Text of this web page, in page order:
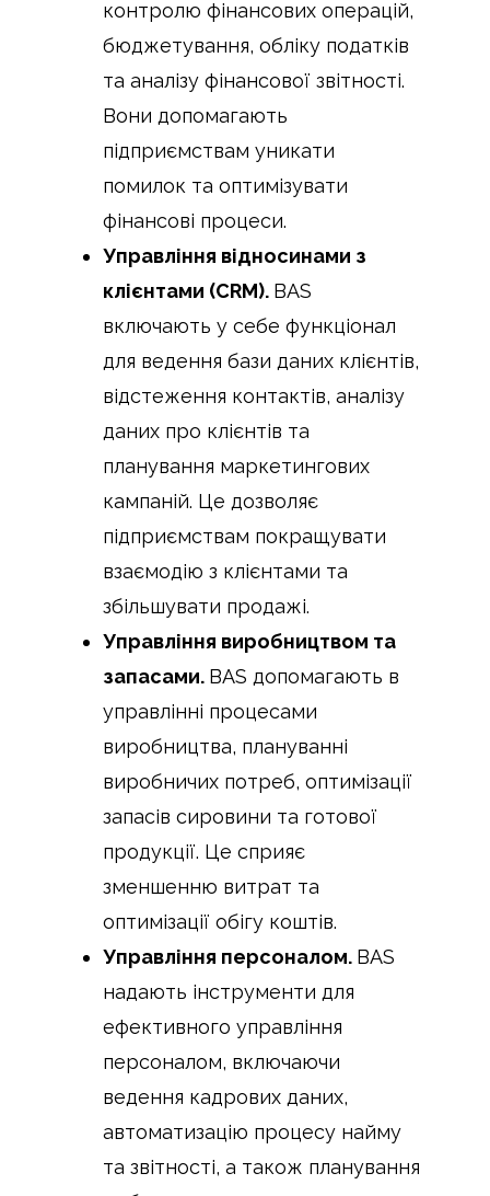
контролю фінансових операцій,
бюджетування, обліку податків
та аналізу фінансової звітності.
Вони допомагають
підприємствам уникати
помилок та оптимізувати
фінансові процеси.
Управління відносинами з
клієнтами (CRM). BAS
включають у себе функціонал
для ведення бази даних клієнтів,
відстеження контактів, аналізу
даних про клієнтів та
планування маркетингових
кампаній. Це дозволяє
підприємствам покращувати
взаємодію з клієнтами та
збільшувати продажі.
Управління виробництвом та
запасами. BAS допомагають в
управлінні процесами
виробництва, плануванні
виробничих потреб, оптимізації
запасів сировини та готової
продукції. Це сприяє
зменшенню витрат та
оптимізації обігу коштів.
Управління персоналом. BAS
надають інструменти для
ефективного управління
персоналом, включаючи
ведення кадрових даних,
автоматизацію процесу найму
та звітності, а також планування